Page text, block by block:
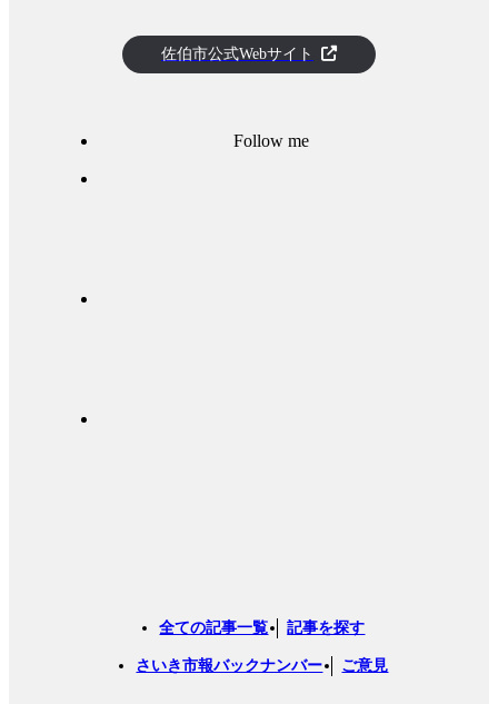
佐伯市公式Webサイト
Follow me
全ての記事一覧 記事を探す
さいき市報バックナンバー ご意見